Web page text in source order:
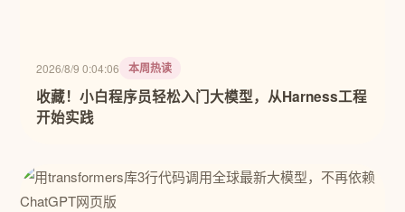
2026/8/9 0:04:06 本周热读
收藏！小白程序员轻松入门大模型，从Harness工程
开始实践